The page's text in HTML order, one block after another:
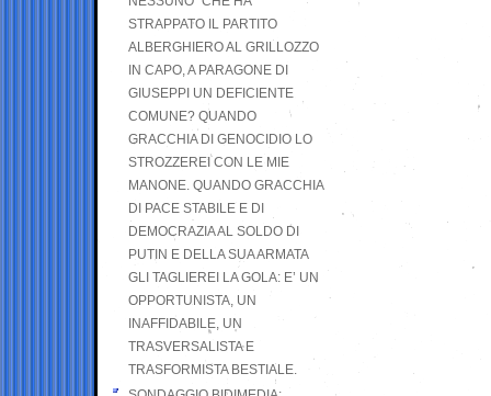
STRAPPATO IL PARTITO
ALBERGHIERO AL GRILLOZZO
IN CAPO, A PARAGONE DI
GIUSEPPI UN DEFICIENTE
COMUNE? QUANDO
GRACCHIA DI GENOCIDIO LO
STROZZEREI CON LE MIE
MANONE. QUANDO GRACCHIA
DI PACE STABILE E DI
DEMOCRAZIA AL SOLDO DI
PUTIN E DELLA SUA ARMATA
GLI TAGLIEREI LA GOLA: E’ UN
OPPORTUNISTA, UN
INAFFIDABILE, UN
TRASVERSALISTA E
TRASFORMISTA BESTIALE.